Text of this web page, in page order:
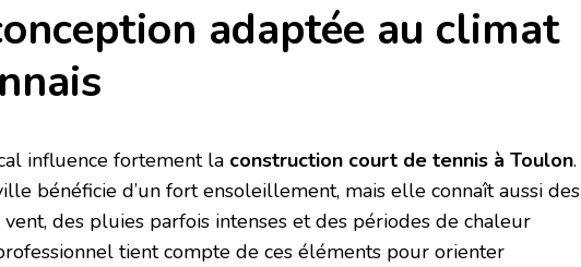
adaptée au climat
influence fortement la construction court de tennis à Toulon.
bénéficie d’un fort ensoleillement, mais elle connaît aussi des
des pluies parfois intenses et des périodes de chaleur
tient compte de ces éléments pour orienter